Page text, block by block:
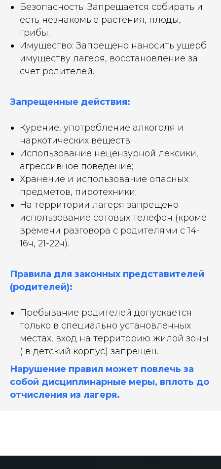
Безопасность: Запрещается собирать и
есть незнакомые растения, плоды,
грибы;
Имущество: Запрещено наносить ущерб
имуществу лагеря, восстановление за
счет родителей.
Запрещенные действия:
Курение, употребление алкоголя и
наркотических веществ;
Использование нецензурной лексики,
агрессивное поведение;
Хранение и использование опасных
предметов, пиротехники;
На территории лагеря запрещено
использование сотовых телефон (кроме
времени разговора с родителями с 14-
16ч, 21-22ч).
Правила для законных представителей
(родителей):
Пребывание родителей допускается
только в специально установленных
местах, вход на территорию жилой зоны
( в детский корпус) запрещен.
Нарушение правил может повлечь за
собой дисциплинарные меры, вплоть до
отчисления из лагеря.